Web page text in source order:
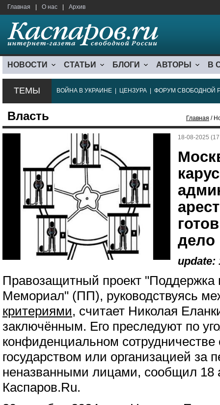
Главная О нас Архив
НОВОСТИ СТАТЬИ БЛОГИ АВТОРЫ В
ТЕМЫ ВОЙНА В УКРАИНЕ ЦЕНЗУРА ФОРУМ СВОБОДНОЙ
Власть Главная /
18-08-2025
дело
update:
Правозащитный проект "Поддержка
Мемориал" (ПП), руководствуясь
критериями, считает Николая
заключённым. Его преследуют по
конфиденциальном
государством или организацией за
неназванными лицами, сообщил 18
Каспаров.Ru.